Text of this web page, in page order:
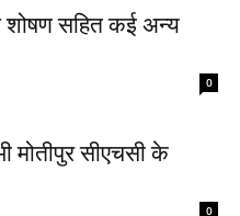
शोषण सहित कई अन्य
0
मोतीपुर सीएचसी के
0